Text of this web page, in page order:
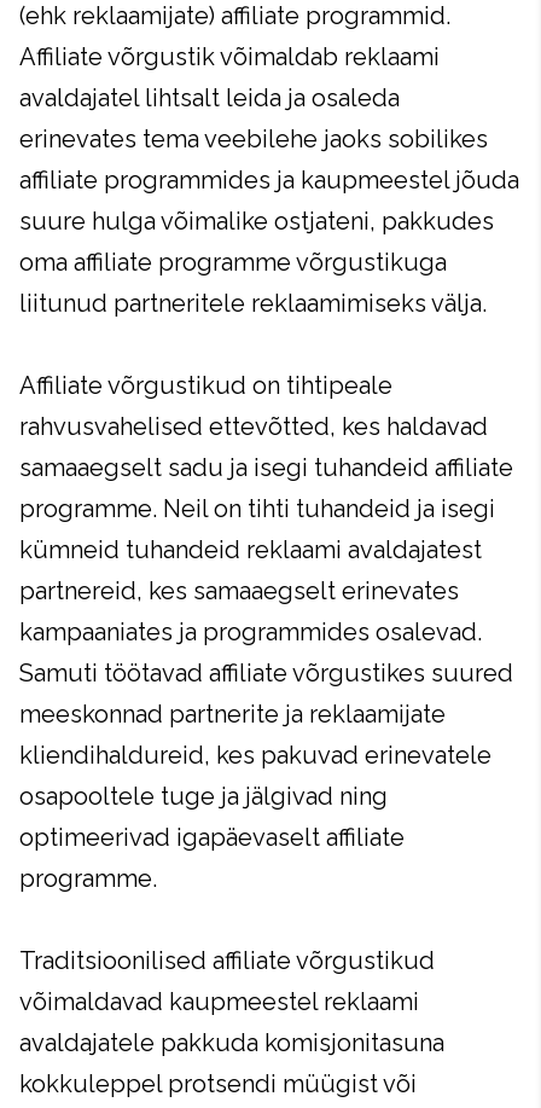
(ehk reklaamijate) affiliate programmid.
Affiliate võrgustik võimaldab reklaami
avaldajatel lihtsalt leida ja osaleda
erinevates tema veebilehe jaoks sobilikes
affiliate programmides ja kaupmeestel jõuda
suure hulga võimalike ostjateni, pakkudes
oma affiliate programme võrgustikuga
liitunud partneritele reklaamimiseks välja.
Affiliate võrgustikud on tihtipeale
rahvusvahelised ettevõtted, kes haldavad
samaaegselt sadu ja isegi tuhandeid affiliate
programme. Neil on tihti tuhandeid ja isegi
kümneid tuhandeid reklaami avaldajatest
partnereid, kes samaaegselt erinevates
kampaaniates ja programmides osalevad.
Samuti töötavad affiliate võrgustikes suured
meeskonnad partnerite ja reklaamijate
kliendihaldureid, kes pakuvad erinevatele
osapooltele tuge ja jälgivad ning
optimeerivad igapäevaselt affiliate
programme.
Traditsioonilised affiliate võrgustikud
võimaldavad kaupmeestel reklaami
avaldajatele pakkuda komisjonitasuna
kokkuleppel protsendi müügist või